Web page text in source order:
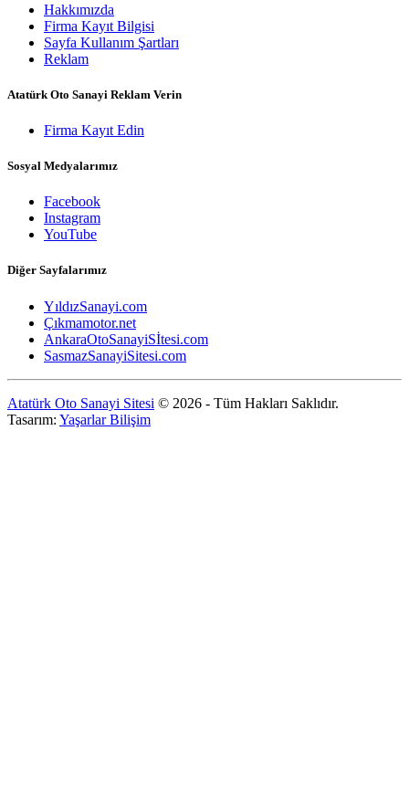
Hakkımızda
Firma Kayıt Bilgisi
Sayfa Kullanım Şartları
Reklam
Atatürk Oto Sanayi Reklam Verin
Firma Kayıt Edin
Sosyal Medyalarımız
Facebook
Instagram
YouTube
Diğer Sayfalarımız
YıldızSanayi.com
Çıkmamotor.net
AnkaraOtoSanayiSİtesi.com
SasmazSanayiSitesi.com
Atatürk Oto Sanayi Sitesi © 2026 - Tüm Hakları Saklıdır.
Tasarım: Yaşarlar Bilişim